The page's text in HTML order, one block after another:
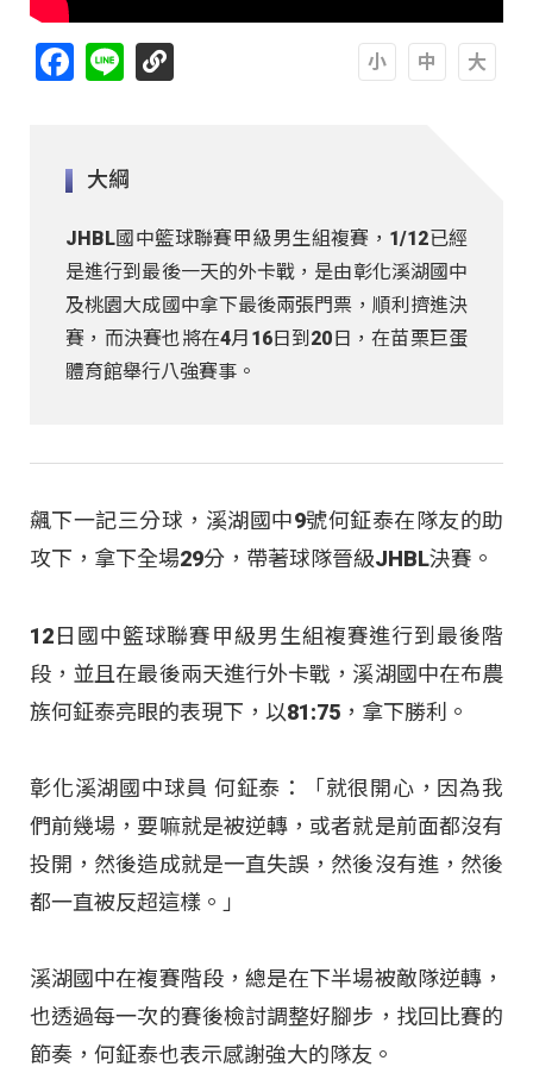
Facebook
Line
大綱
JHBL國中籃球聯賽甲級男生組複賽，1/12已經
是進行到最後一天的外卡戰，是由彰化溪湖國中
及桃園大成國中拿下最後兩張門票，順利擠進決
賽，而決賽也將在4月16日到20日，在苗栗巨蛋
體育館舉行八強賽事。
飆下一記三分球，溪湖國中9號何鉦泰在隊友的助
攻下，拿下全場29分，帶著球隊晉級JHBL決賽。
12日國中籃球聯賽甲級男生組複賽進行到最後階
段，並且在最後兩天進行外卡戰，溪湖國中在布農
族何鉦泰亮眼的表現下，以81:75，拿下勝利。
彰化溪湖國中球員 何鉦泰：「就很開心，因為我
們前幾場，要嘛就是被逆轉，或者就是前面都沒有
投開，然後造成就是一直失誤，然後沒有進，然後
都一直被反超這樣。」
溪湖國中在複賽階段，總是在下半場被敵隊逆轉，
也透過每一次的賽後檢討調整好腳步，找回比賽的
節奏，何鉦泰也表示感謝強大的隊友。